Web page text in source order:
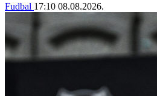
Fudbal 17:10 08.08.2026.